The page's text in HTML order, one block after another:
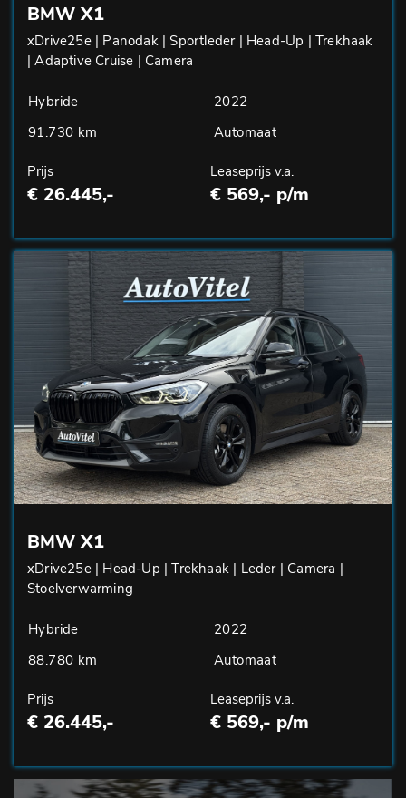
BMW X1
xDrive25e | Panodak | Sportleder | Head-Up | Trekhaak
| Adaptive Cruise | Camera
Hybride
2022
91.730 km
Automaat
Prijs
€ 26.445,-
Leaseprijs v.a.
€ 569,- p/m
BMW X1
xDrive25e | Head-Up | Trekhaak | Leder | Camera |
Stoelverwarming
Hybride
2022
88.780 km
Automaat
Prijs
€ 26.445,-
Leaseprijs v.a.
€ 569,- p/m